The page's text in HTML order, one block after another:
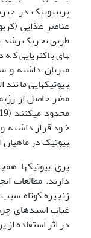
پری­بیوتیک در
عناصر غذایی
های باکتریایی
بیوتیک­هایی مانند
مضر حاصل از
بیوتیک در ماهیان
پری بیوتیک­ها
دارند. مطالعات
زنجیره کوتاه
غیاب اسیدهای
در اثر استفاده از